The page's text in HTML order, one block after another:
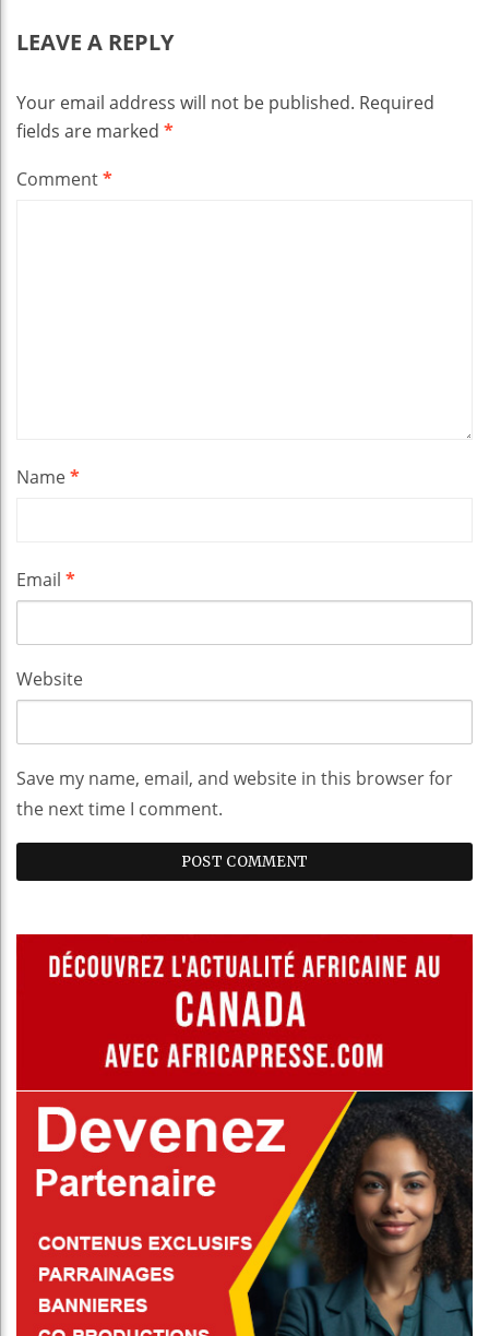
LEAVE A REPLY
Your email address will not be published. Required
fields are marked *
Comment*
Name*
Email *
Website
Save my name, email, and website in this browser for
the next time I comment.